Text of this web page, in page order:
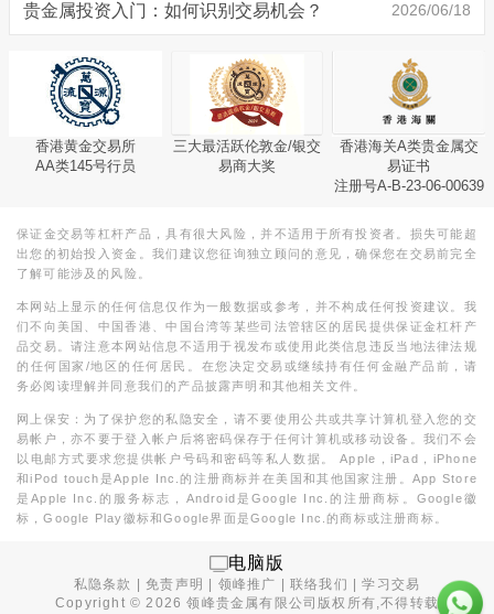
贵金属投资入门：如何识别交易机会？ 2026/06/18
香港黄金交易所
AA类145号行员
三大最活跃伦敦金/银交
易商大奖
香港海关A类贵金属交
易证书
注册号A-B-23-06-00639
保证金交易等杠杆产品，具有很大风险，并不适用于所有投资者。损失可能超
出您的初始投入资金。我们建议您征询独立顾问的意见，确保您在交易前完全
了解可能涉及的风险。
本网站上显示的任何信息仅作为一般数据或参考，并不构成任何投资建议。我
们不向美国、中国香港、中国台湾等某些司法管辖区的居民提供保证金杠杆产
品交易。请注意本网站信息不适用于视发布或使用此类信息违反当地法律法规
的任何国家/地区的任何居民。在您决定交易或继续持有任何金融产品前，请
务必阅读理解并同意我们的产品披露声明和其他相关文件。
网上保安：为了保护您的私隐安全，请不要使用公共或共享计算机登入您的交
易帐户，亦不要于登入帐户后将密码保存于任何计算机或移动设备。我们不会
以电邮方式要求您提供帐户号码和密码等私人数据。 Apple，iPad，iPhone
和iPod touch是Apple Inc.的注册商标并在美国和其他国家注册。App Store
是Apple Inc.的服务标志，Android是Google Inc.的注册商标。Google徽
标，Google Play徽标和Google界面是Google Inc.的商标或注册商标。
电脑版
私隐条款 |免责声明 | 领峰推广 |联络我们 |学习交易
Copyright © 2026 领峰贵金属有限公司版权所有,不得转载